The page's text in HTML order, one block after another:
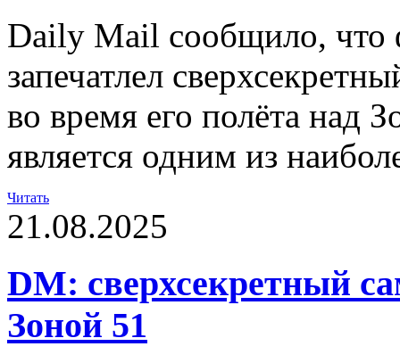
Daily Mail сообщило, что
запечатлел
во время его полёта над
является одним из
Читать
21.08.2025
DM: сверхсекретный
Зоной 51